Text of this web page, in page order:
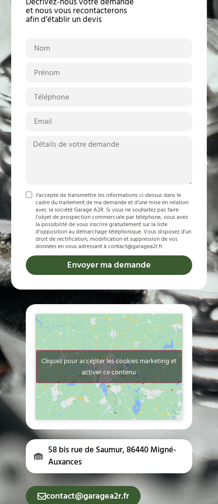
et nous vous recontacterons
afin d’établir un devis
J'accepte de transmettre les informations ci-dessus dans le
cadre du traitement de ma demande et d'une mise en relation
avec la société Garage A2R. Si vous ne souhaitez pas faire
l'objet de prospection commerciale par téléphone, vous avez
la possibilité de vous inscrire gratuitement sur la liste
d'opposition au démarchage téléphonique. Vous disposez d'un
droit de rectification, modification et suppression de vos
données en vous adressant à contact@garagea2r.fr.
Envoyer ma demande
Cliquez pour accepter les cookies marketing et
activer ce contenu
58 bis rue de Saumur, 86440 Migné-
Auxances
contact@garagea2r.fr